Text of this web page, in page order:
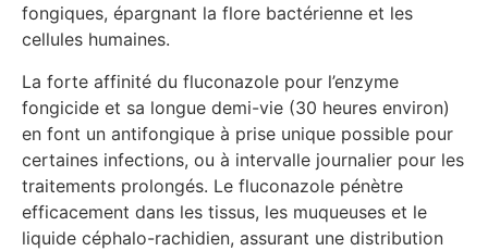
fongiques, épargnant la flore bactérienne et les
cellules humaines.
La forte affinité du fluconazole pour l’enzyme
fongicide et sa longue demi-vie (30 heures environ)
en font un antifongique à prise unique possible pour
certaines infections, ou à intervalle journalier pour les
traitements prolongés. Le fluconazole pénètre
efficacement dans les tissus, les muqueuses et le
liquide céphalo-rachidien, assurant une distribution